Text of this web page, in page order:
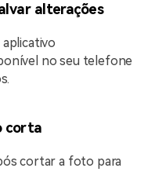
alterações
no seu telefone
corta
cortar a foto para